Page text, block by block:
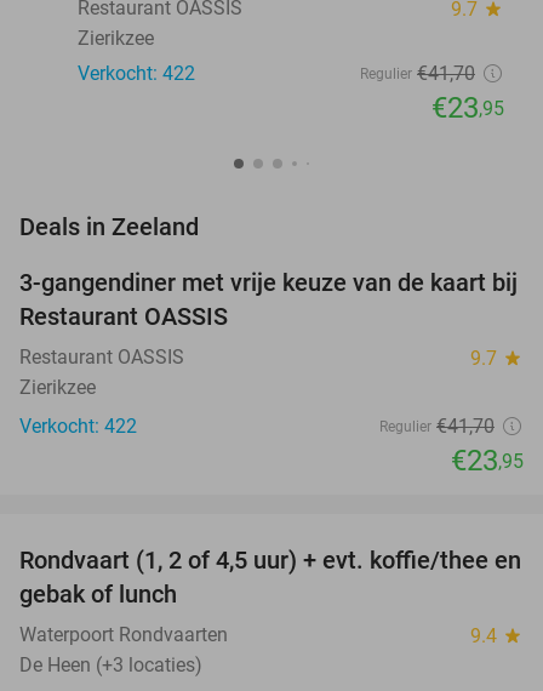
Restaurant OASSIS 9.7 star
Zierikzee
Verkocht: 422
Regulier €41,70
€23,95
Deals in Zeeland
43%
3-gangendiner met vrije keuze van de kaart bij
Restaurant OASSIS
Restaurant OASSIS 9.7 star
Zierikzee
Verkocht: 422
Regulier €41,70
€23,95
61%
TODAY
Rondvaart (1, 2 of 4,5 uur) + evt. koffie/thee en
gebak of lunch
Waterpoort Rondvaarten 9.4 star
De Heen (+3 locaties)